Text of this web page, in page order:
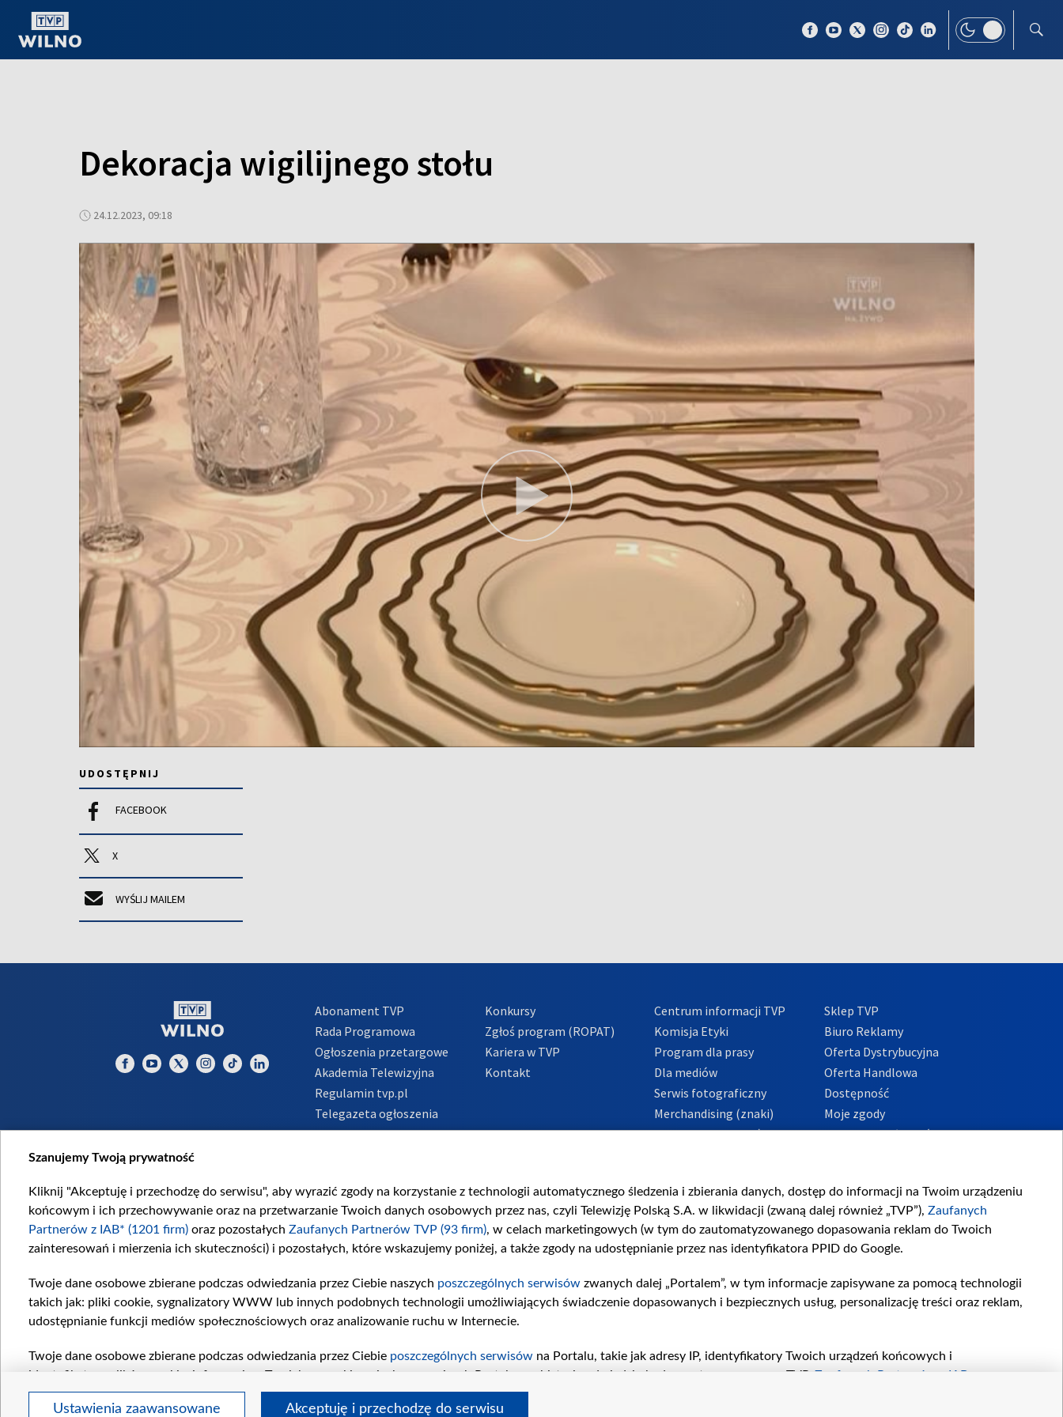
Dekoracja wigilijnego stołu
24.12.2023, 09:18
UDOSTĘPNIJ
FACEBOOK
X
WYŚLIJ MAILEM
Abonament TVP
Rada Programowa
Ogłoszenia przetargowe
Akademia Telewizyjna
Regulamin tvp.pl
Telegazeta ogłoszenia
Informacje o nadawcy
Konkursy
Zgłoś program (ROPAT)
Kariera w TVP
Kontakt
Centrum informacji TVP
Komisja Etyki
Program dla prasy
Dla mediów
Serwis fotograficzny
Merchandising (znaki)
Polityka Prywatności
Sklep TVP
Biuro Reklamy
Oferta Dystrybucyjna
Oferta Handlowa
Dostępność
Moje zgody
Procedura zgłoszeń
Szanujemy Twoją prywatność
Kliknij "Akceptuję i przechodzę do serwisu", aby wyrazić zgody na korzystanie z technologii automatycznego śledzenia i zbierania danych, dostęp do informacji na Twoim urządzeniu
końcowym i ich przechowywanie oraz na przetwarzanie Twoich danych osobowych przez nas, czyli Telewizję Polską S.A. w likwidacji (zwaną dalej również „TVP”), Zaufanych
Partnerów z IAB* (1201 firm) oraz pozostałych Zaufanych Partnerów TVP (93 firm), w celach marketingowych (w tym do zautomatyzowanego dopasowania reklam do Twoich
zainteresowań i mierzenia ich skuteczności) i pozostałych, które wskazujemy poniżej, a także zgody na udostępnianie przez nas identyfikatora PPID do Google.
Twoje dane osobowe zbierane podczas odwiedzania przez Ciebie naszych poszczególnych serwisów zwanych dalej „Portalem”, w tym informacje zapisywane za pomocą technologii
takich jak: pliki cookie, sygnalizatory WWW lub innych podobnych technologii umożliwiających świadczenie dopasowanych i bezpiecznych usług, personalizację treści oraz reklam,
udostępnianie funkcji mediów społecznościowych oraz analizowanie ruchu w Internecie.
Twoje dane osobowe zbierane podczas odwiedzania przez Ciebie poszczególnych serwisów na Portalu, takie jak adresy IP, identyfikatory Twoich urządzeń końcowych i
identyfikatory plików cookie, informacje o Twoich wyszukiwaniach w serwisach Portalu czy historia odwiedzin będą przetwarzane przez TVP, Zaufanych Partnerów z IAB
pozostałychZaufanych Partnerów TVP
dla realizacji następujących celów i funkcji: przechowywania informacji na urządzeniu lub dostęp do nich, wyboru podstawowych reklam,
wyboru spersonalizowanych reklam, tworzenia profilu spersonalizowanych reklam, tworzenia profilu spersonalizowanych treści, wyboru spersonalizowanych treści, pomiaru
Ustawienia zaawansowane Akceptuję i przechodzę do serwisu